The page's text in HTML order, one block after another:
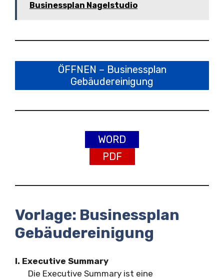
Businessplan Nagelstudio
ÖFFNEN – Businessplan
Gebäudereinigung
WORD
PDF
Vorlage: Businessplan
Gebäudereinigung
I. Executive Summary
Die Executive Summary ist eine